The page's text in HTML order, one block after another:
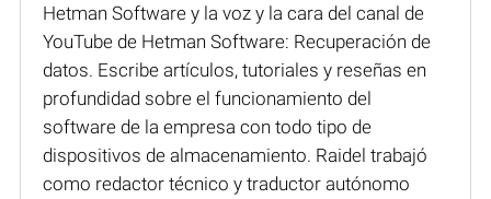
Hetman Software y la voz y la cara del canal de
YouTube de Hetman Software: Recuperación de
datos. Escribe artículos, tutoriales y reseñas en
profundidad sobre el funcionamiento del
software de la empresa con todo tipo de
dispositivos de almacenamiento. Raidel trabajó
como redactor técnico y traductor autónomo